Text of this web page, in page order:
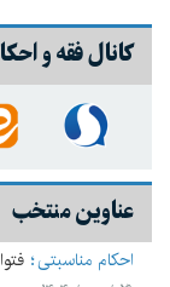
کانال فقه و
عناوین منتخب
احکام مناسبتی